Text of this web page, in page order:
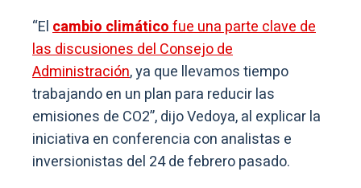
“Elcambio climáticofue una parte clave de
las discusiones del Consejo de
Administración, ya que llevamos tiempo
trabajando en un plan para reducir las
emisiones de CO2”, dijo Vedoya, al explicar la
iniciativa en conferencia con analistas e
inversionistas del 24 de febrero pasado.